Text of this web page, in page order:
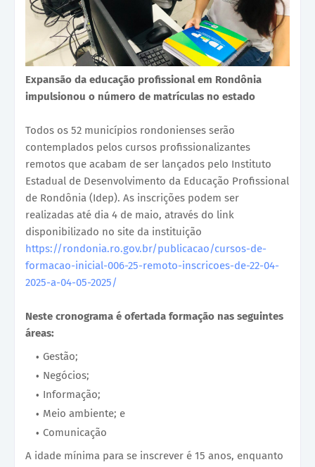
Expansão da educação profissional em Rondônia
impulsionou o número de matrículas no estado
Todos os 52 municípios rondonienses serão
contemplados pelos cursos profissionalizantes
remotos que acabam de ser lançados pelo Instituto
Estadual de Desenvolvimento da Educação Profissional
de Rondônia (Idep). As inscrições podem ser
realizadas até dia 4 de maio, através do link
disponibilizado no site da instituição
https://rondonia.ro.gov.br/publicacao/cursos-de-
formacao-inicial-006-25-remoto-inscricoes-de-22-04-
2025-a-04-05-2025/
Neste cronograma é ofertada formação nas seguintes
áreas:
Gestão;
Negócios;
Informação;
Meio ambiente; e
Comunicação
A idade mínima para se inscrever é 15 anos, enquanto